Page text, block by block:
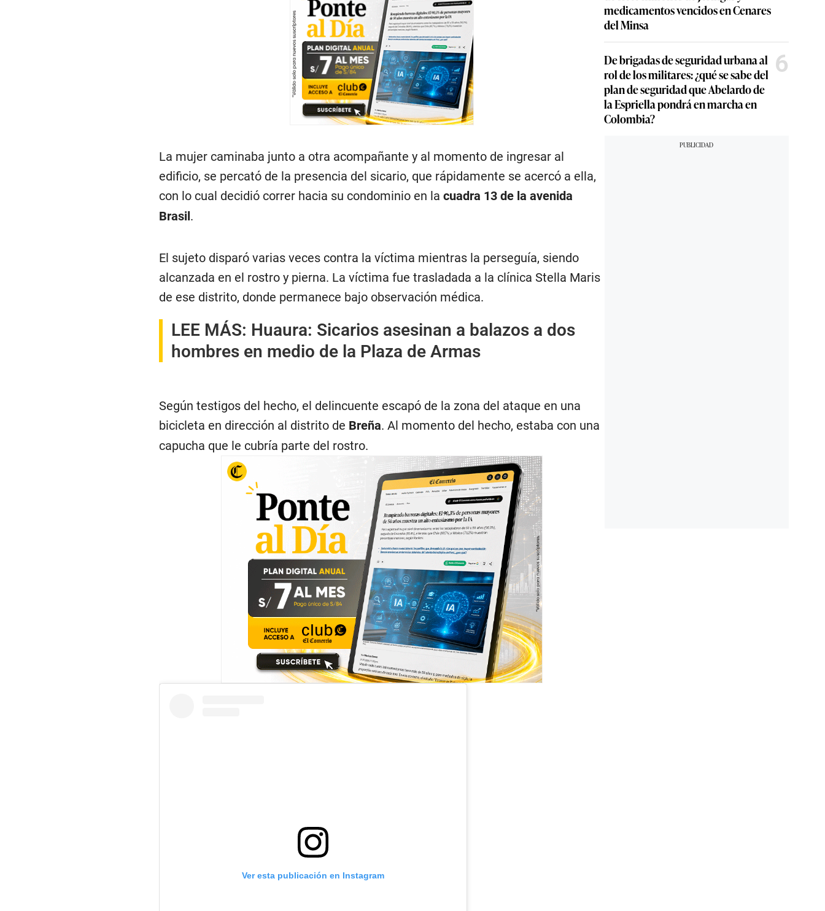
La mujer caminaba junto a otra acompañante y al momento de ingresar al
edificio, se percató de la presencia del sicario, que rápidamente se acercó a ella,
con lo cual decidió correr hacia su condominio en la cuadra 13 de la avenida
Brasil.
El sujeto disparó varias veces contra la víctima mientras la perseguía, siendo
alcanzada en el rostro y pierna. La víctima fue trasladada a la clínica Stella Maris
de ese distrito, donde permanece bajo observación médica.
LEE MÁS: Huaura: Sicarios asesinan a balazos a dos
hombres en medio de la Plaza de Armas
Según testigos del hecho, el delincuente escapó de la zona del ataque en una
bicicleta en dirección al distrito de Breña. Al momento del hecho, estaba con una
capucha que le cubría parte del rostro.
Ver esta publicación en Instagram
medicamentos vencidos en Cenares
del Minsa
De brigadas de seguridad urbana al
rol de los militares: ¿qué se sabe del
plan de seguridad que Abelardo de
la Espriella pondrá en marcha en
Colombia?
6